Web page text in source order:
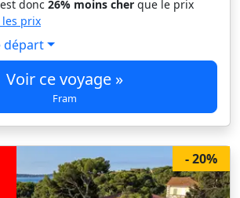
donc 26% moins cher que le prix
les prix
départ
Voir ce voyage »
Fram
- 20%